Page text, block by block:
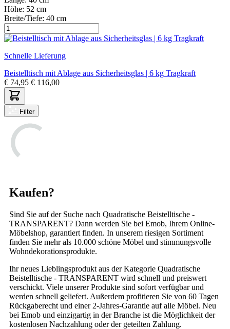
Höhe: 52 cm
Breite/Tiefe: 40 cm
Schnelle Lieferung
Beistelltisch mit Ablage aus Sicherheitsglas | 6 kg Tragkraft
€ 74,95 € 116,00
Filter
Kaufen?
Sind Sie auf der Suche nach Quadratische Beistelltische -
TRANSPARENT? Dann werden Sie bei Emob, Ihrem Online-
Möbelshop, garantiert finden. In unserem riesigen Sortiment
finden Sie mehr als 10.000 schöne Möbel und stimmungsvolle
Wohndekorationsprodukte.
Ihr neues Lieblingsprodukt aus der Kategorie Quadratische
Beistelltische - TRANSPARENT wird schnell und preiswert
verschickt. Viele unserer Produkte sind sofort verfügbar und
werden schnell geliefert. Außerdem profitieren Sie von 60 Tagen
Rückgaberecht und einer 2-Jahres-Garantie auf alle Möbel. Neu
bei Emob und einzigartig in der Branche ist die Möglichkeit der
kostenlosen Nachzahlung oder der geteilten Zahlung.